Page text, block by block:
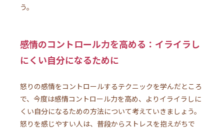
う。
感情のコントロール力を高める：イライラし
にくい自分になるために
怒りの感情をコントロールするテクニックを学んだところ
で、今度は感情コントロール力を高め、よりイライラしに
くい自分になるための方法について考えていきましょう。
怒りを感じやすい人は、普段からストレスを抱えがちで